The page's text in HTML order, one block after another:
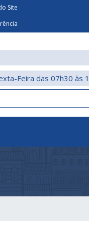
Site
Feira das 07h30 às